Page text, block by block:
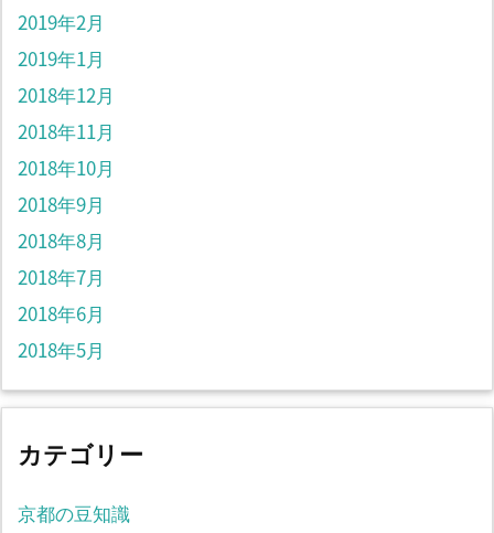
2019年2月
2019年1月
2018年12月
2018年11月
2018年10月
2018年9月
2018年8月
2018年7月
2018年6月
2018年5月
カテゴリー
京都の豆知識